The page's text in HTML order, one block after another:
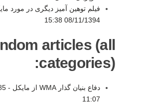
فیلم توهین آمیز دیگری در مورد
08/11/1394 15:38
articles (all
categories):
دفاع بنیان گذار WMA از مایکل -
11:07